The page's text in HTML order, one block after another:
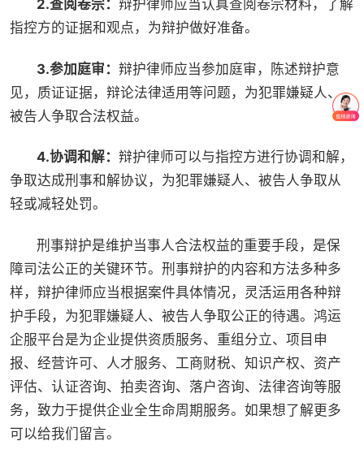
2.查阅卷宗：辩护律师应当认真查阅卷宗材料，了解
指控方的证据和观点，为辩护做好准备。
3.参加庭审：辩护律师应当参加庭审，陈述辩护意
见，质证证据，辩论法律适用等问题，为犯罪嫌疑人、
被告人争取合法权益。
4.协调和解：辩护律师可以与指控方进行协调和解，
争取达成刑事和解协议，为犯罪嫌疑人、被告人争取从
轻或减轻处罚。
刑事辩护是维护当事人合法权益的重要手段，是保
障司法公正的关键环节。刑事辩护的内容和方法多种多
样，辩护律师应当根据案件具体情况，灵活运用各种辩
护手段，为犯罪嫌疑人、被告人争取公正的待遇。鸿运
企服平台是为企业提供资质服务、重组分立、项目申
报、经营许可、人才服务、工商财税、知识产权、资产
评估、认证咨询、拍卖咨询、落户咨询、法律咨询等服
务，致力于提供企业全生命周期服务。如果想了解更多
可以给我们留言。